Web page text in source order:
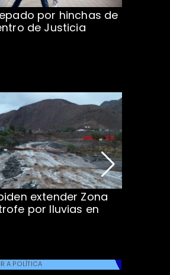
por hinchas de
de Justicia
extender Zona
por lluvias en
IR A POLÍTICA